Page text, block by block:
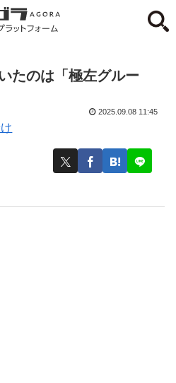
たのは「極左グルー
2025.09.08 11:45